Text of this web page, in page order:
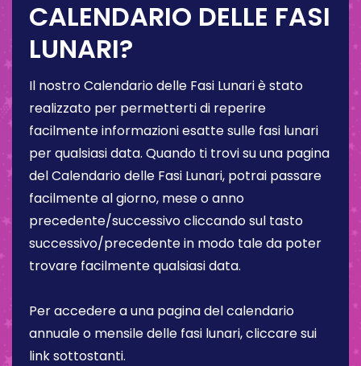
CALENDARIO DELLE FASI
LUNARI?
Il nostro Calendario delle Fasi Lunari è stato
realizzato per permetterti di reperire
facilmente informazioni esatte sulle fasi lunari
per qualsiasi data. Quando ti trovi su una pagina
del Calendario delle Fasi Lunari, potrai passare
facilmente al giorno, mese o anno
precedente/successivo cliccando sul tasto
successivo/precedente in modo tale da poter
trovare facilmente qualsiasi data.
Per accedere a una pagina del calendario
annuale o mensile delle fasi lunari, cliccare sui
link sottostanti.